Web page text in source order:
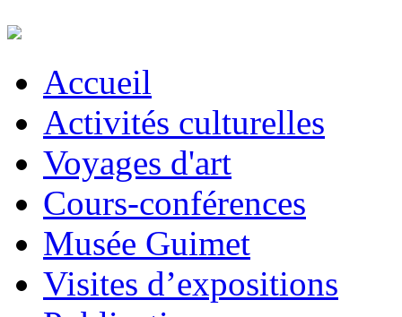
Accueil
Activités culturelles
Voyages d'art
Cours-conférences
Musée Guimet
Visites d’expositions